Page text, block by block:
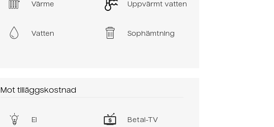
Värme
Vatten
Uppvärmt vatten
Sophämtning
Mot tilläggskostnad
El Betal-TV